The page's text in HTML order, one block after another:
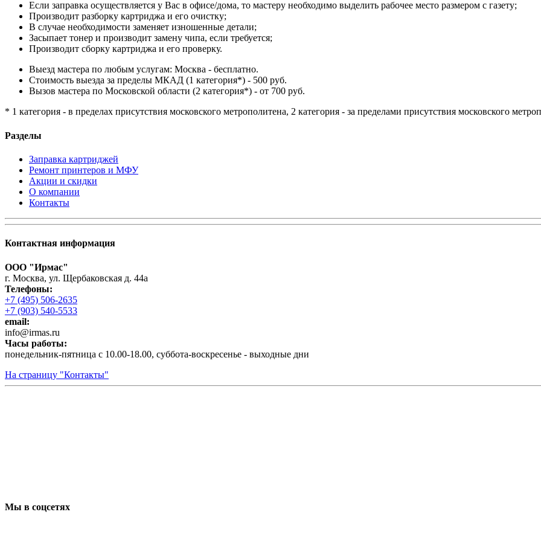
Если заправка осуществляется у Вас в офисе/дома, то мастеру необходимо выделить рабочее место размером с газету;
Производит разборку картриджа и его очистку;
В случае необходимости заменяет изношенные детали;
Засыпает тонер и производит замену чипа, если требуется;
Производит сборку картриджа и его проверку.
Выезд мастера по любым услугам: Москва - бесплатно.
Стоимость выезда за пределы МКАД (1 категория*) - 500 руб.
Вызов мастера по Московской области (2 категория*) - от 700 руб.
* 1 категория - в пределах присутствия московского метрополитена, 2 категория - за пределами присутствия московского
Разделы
Заправка картриджей
Ремонт принтеров и МФУ
Акции и скидки
О компании
Контакты
Контактная информация
ООО "Ирмас"
г. Москва, ул. Щербаковская д. 44а
Телефоны:
+7 (495) 506-2635
+7 (903) 540-5533
email:
infо@irmas.ru
Часы работы:
понедельник-пятница с 10.00-18.00, суббота-воскресенье - выходные дни
На страницу "Контакты"
Мы в соцсетях